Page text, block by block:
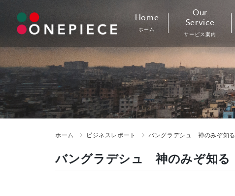
content
Home
ホーム
Our
Service
サービス案内
ホーム ビジネスレポート バングラデシュ 神のみぞ知る
バングラデシュ 神のみぞ知る